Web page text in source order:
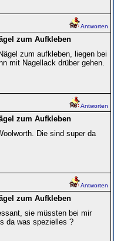
Antworten
zum Aufkleben
zum aufkleben, liegen bei
mit Nagellack drüber gehen.
Antworten
zum Aufkleben
Die sind super da
Antworten
zum Aufkleben
sie müssten bei mir
da was spezielles ?